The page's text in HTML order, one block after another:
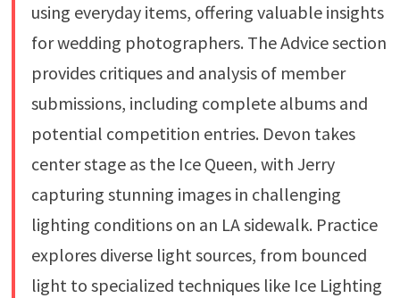
using everyday items, offering valuable insights
for wedding photographers. The Advice section
provides critiques and analysis of member
submissions, including complete albums and
potential competition entries. Devon takes
center stage as the Ice Queen, with Jerry
capturing stunning images in challenging
lighting conditions on an LA sidewalk. Practice
explores diverse light sources, from bounced
light to specialized techniques like Ice Lighting